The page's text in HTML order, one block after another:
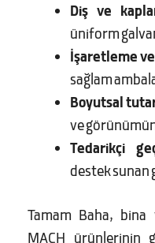
Diş ve
üniform
İşaretleme
sağlam
Boyutsal
ve
Tedarikçi
destek sunan
Tamam Baha,